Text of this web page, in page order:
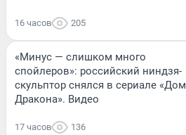
16 часов 205
«Минус — слишком много
спойлеров»: российский ниндзя-
скульптор снялся в сериале «Дом
Дракона». Видео
17 часов 136